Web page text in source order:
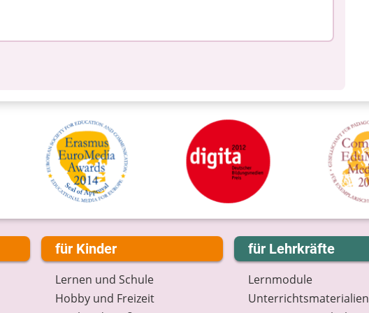
für Kinder
Lernen und Schule
Hobby und Freizeit
für Lehrkräfte
Lernmodule
Unterrichts­materialien